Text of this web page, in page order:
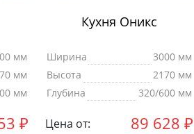
мм
мм
мм
₽
Кухня Оникс
Ширина
3000 мм
Высота
2170 мм
Глубина
320/600 мм
Цена от: 89 628 ₽